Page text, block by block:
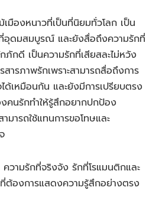
มืองหนาวที่เป็นที่นิยมทั่วโลก เป็น
ดมสมบูรณ์ และยังสื่อถึงความรักที่
กดี เป็นความรักที่เสียสละไม่หวัง
ารภาพรักเพราะสามารถสื่อถึงการ
เหมือนกัน และยังมีการเปรียบตรง
คนรักทำให้รู้สึกอยากปกป้อง
ารถใช้แทนการขอโทษและ
ามรักที่จริงจัง รักที่โรแมนติกและ
ที่ต้องการแสดงความรู้สึกอย่างตรง